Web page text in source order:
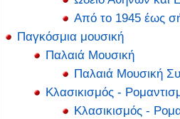
Από το 1945 έως
Παγκόσμια μουσική
Παλαιά Μουσική
Παλαιά Μουσική
Κλασικισμός -
Κλασικισμός -